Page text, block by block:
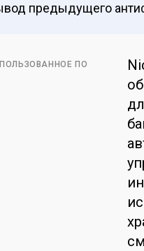
предыдущего
ПО